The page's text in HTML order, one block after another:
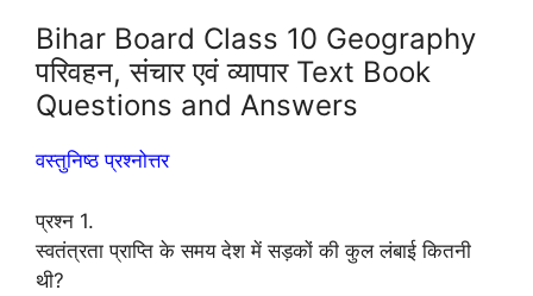
Bihar Board Class 10 Geography
परिवहन, संचार एवं व्यापार Text Book
Questions and Answers
वस्तुनिष्ठ प्रश्नोत्तर
प्रश्न 1.
स्वतंत्रता प्राप्ति के समय देश में सड़कों की कुल लंबाई कितनी
थी?